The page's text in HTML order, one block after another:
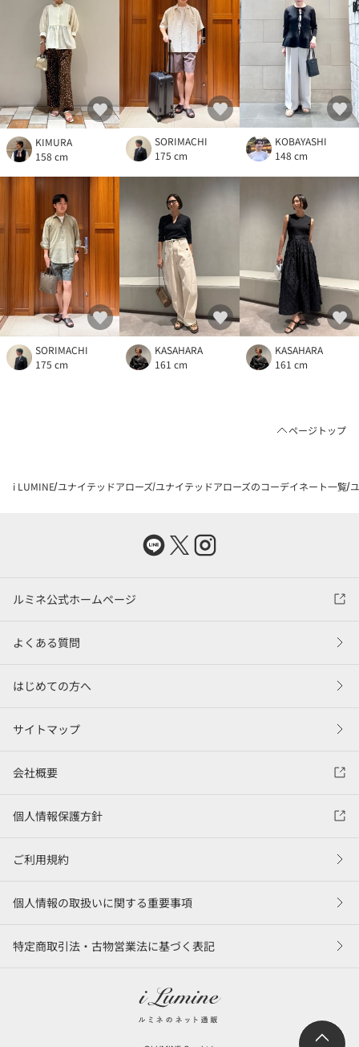
KIMURA
158 cm
SORIMACHI
175 cm
KOBAYASHI
148 cm
SORIMACHI
175 cm
KASAHARA
161 cm
KASAHARA
161 cm
ページトップ
i LUMINE ユナイテッドアローズ ユナイテッドアローズのコーデイネート一覧
ルミネ公式ホームページ
よくある質問
はじめての方へ
サイトマップ
会社概要
個人情報保護方針
ご利用規約
個人情報の取扱いに関する重要事項
特定商取引法・古物営業法に基づく表記